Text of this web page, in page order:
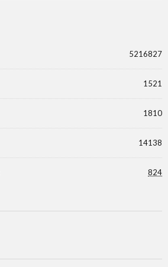
5216827
1521
1810
14138
824